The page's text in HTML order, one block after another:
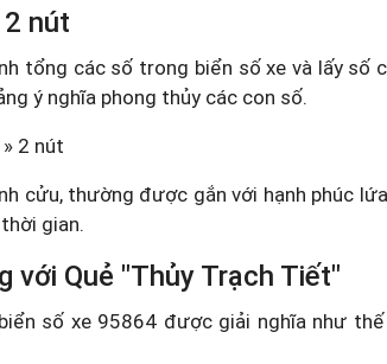
nút
tổng các số trong biển số xe và lấy số
ý nghĩa phong thủy các con số.
2 nút
cửu, thường được gắn với hạnh phúc
gian.
với Quẻ "Thủy Trạch Tiết"
số xe 95864 được giải nghĩa như